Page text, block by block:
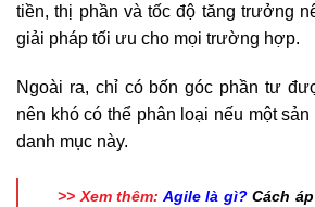
tiền, thị phần và tốc độ tăng trưởng
giải pháp tối ưu cho mọi trường hợp.
Ngoài ra, chỉ có bốn góc phần tư
nên khó có thể phân loại nếu một
danh mục này.
>> Xem thêm: Agile là gì?Cách